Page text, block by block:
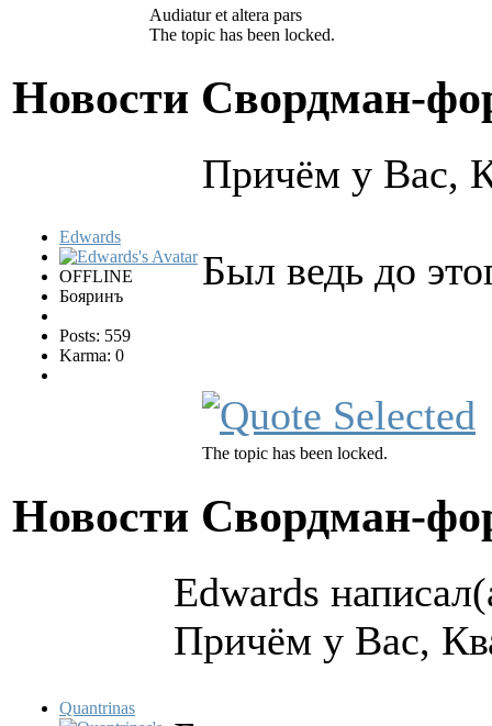
Audiatur et altera pars
The topic has been locked.
Новости Свордман-
Edwards
OFFLINE
Бояринъ
Posts: 559
Karma: 0
Причём у Вас,
Был ведь до
The topic has been locked.
Новости Свордман-
Quantrinas
Edwards
Причём у Вас,